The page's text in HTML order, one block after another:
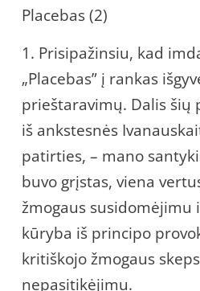
Placebas (2)
1. Prisipažinsiu, kad
„Placebas” į rankas
prieštaravimų. Dalis šių
iš ankstesnės
patirties, – mano
buvo grįstas, viena
žmogaus susidomėjimu
kūryba iš principo
kritiškojo žmogaus
nepasitikėjimu.